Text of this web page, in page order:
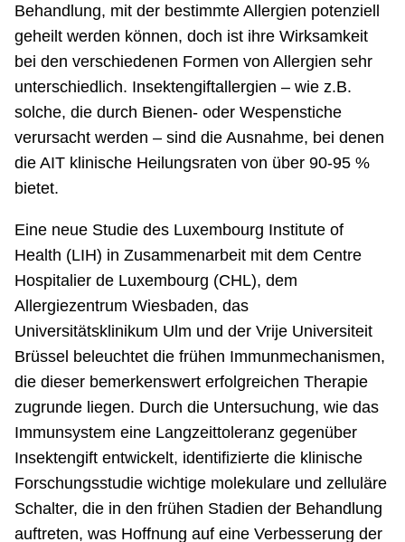
Behandlung, mit der bestimmte Allergien potenziell
geheilt werden können, doch ist ihre Wirksamkeit
bei den verschiedenen Formen von Allergien sehr
unterschiedlich. Insektengiftallergien – wie z.B.
solche, die durch Bienen- oder Wespenstiche
verursacht werden – sind die Ausnahme, bei denen
die AIT klinische Heilungsraten von über 90-95 %
bietet.
Eine neue Studie des Luxembourg Institute of
Health (LIH) in Zusammenarbeit mit dem Centre
Hospitalier de Luxembourg (CHL), dem
Allergiezentrum Wiesbaden, das
Universitätsklinikum Ulm und der Vrije Universiteit
Brüssel beleuchtet die frühen Immunmechanismen,
die dieser bemerkenswert erfolgreichen Therapie
zugrunde liegen. Durch die Untersuchung, wie das
Immunsystem eine Langzeittoleranz gegenüber
Insektengift entwickelt, identifizierte die klinische
Forschungsstudie wichtige molekulare und zelluläre
Schalter, die in den frühen Stadien der Behandlung
auftreten, was Hoffnung auf eine Verbesserung der